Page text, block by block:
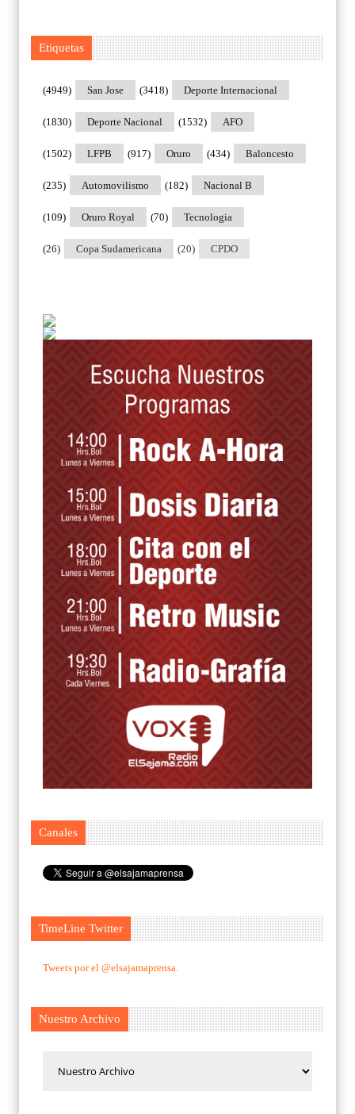
Etiquetas
San Jose
(4949) Deporte Internacional
(3418)
Deporte Nacional
(1830) AFO
(1532)
LFPB
(1502) Oruro
(917) Baloncesto
(434)
Automovilismo
(235) Nacional B
(182)
Oruro Royal
(109) Tecnologia
(70)
Copa Sudamericana
(26) CPDO
(20)
Canales
TimeLine Twitter
Tweets por el @elsajamaprensa.
Nuestro Archivo